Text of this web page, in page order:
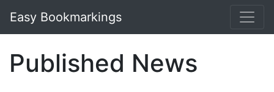
Easy Bookmarkings
Published News